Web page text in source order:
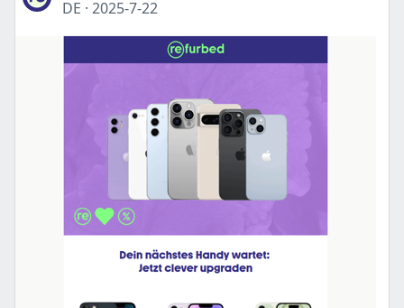
DE · 2025-7-22